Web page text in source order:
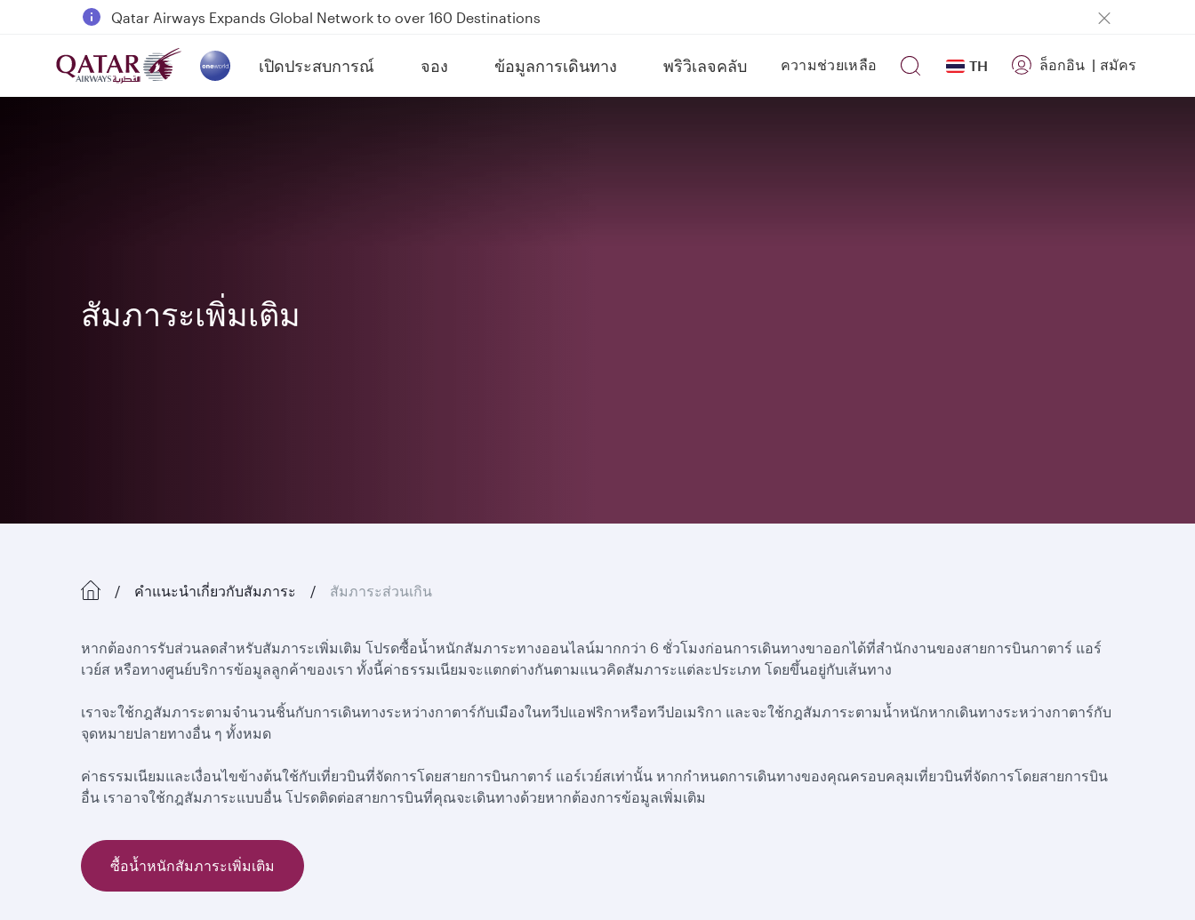
18 June 2026: Updates on Travelling with Power Banks
6 August 2026: Qatar Airways flight resumption to Bahrain (BAH), Erbil (EBL), and Kuwait (KWI)
Qatar Airways Expands Global Network to over 160 Destinations
เปิดประสบการณ์
(active) จอง ข้อมูลการเดินทาง พริวิเลจคลับ ความช่วยเหลือ TH ล็อกอิน | สมัคร
สัมภาระเพิ่มเติม
คำแนะนำเกี่ยวกับสัมภาระ สัมภาระส่วนเกิน
หากต้องการรับส่วนลดสำหรับสัมภาระเพิ่มเติม โปรดซื้อน้ำหนักสัมภาระทางออนไลน์มากกว่า 6 ชั่วโมงก่อนการเดินทางขาออกได้ที่สำนักงานของสายการบินกาตาร์ แอร์
เวย์ส หรือทางศูนย์บริการข้อมูลลูกค้าของเรา ทั้งนี้ค่าธรรมเนียมจะแตกต่างกันตามแนวคิดสัมภาระแต่ละประเภท โดยขึ้นอยู่กับเส้นทาง
เราจะใช้กฎสัมภาระตามจำนวนชิ้นกับการเดินทางระหว่างกาตาร์กับเมืองในทวีปแอฟริกาหรือทวีปอเมริกา และจะใช้กฎสัมภาระตามน้ำหนักหากเดินทางระหว่างกาตาร์กับ
จุดหมายปลายทางอื่น ๆ ทั้งหมด
ค่าธรรมเนียมและเงื่อนไขข้างต้นใช้กับเที่ยวบินที่จัดการโดยสายการบินกาตาร์ แอร์เวย์สเท่านั้น หากกำหนดการเดินทางของคุณครอบคลุมเที่ยวบินที่จัดการโดยสายการบิน
อื่น เราอาจใช้กฎสัมภาระแบบอื่น โปรดติดต่อสายการบินที่คุณจะเดินทางด้วยหากต้องการข้อมูลเพิ่มเติม
ซื้อน้ำหนักสัมภาระเพิ่มเติม